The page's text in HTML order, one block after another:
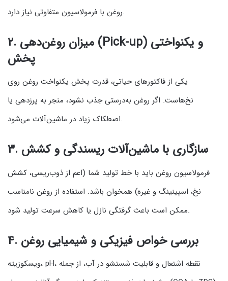
روغن با فرمولاسیون متفاوتی نیاز دارد.
۲. میزان روغن‌دهی (Pick-up) و یکنواختی
پخش
یکی از فاکتورهای حیاتی، قدرت پخش یکنواخت روغن روی
نخ‌هاست. اگر روغن به‌درستی جذب نشود، منجر به پرزدهی یا
اصطکاک زیاد در ماشین‌آلات می‌شود.
۳. سازگاری با ماشین‌آلات ریسندگی و کشش
فرمولاسیون روغن باید با خط تولید شما (اعم از ذوب‌ریسی، کشش
نخ، اسپینینگ و غیره) همخوان باشد. استفاده از روغن نامناسب
ممکن است باعث گرفتگی نازل یا کاهش سرعت تولید شود.
۴. بررسی خواص فیزیکی و شیمیایی روغن
ویسکوزیته، pH، نقطه اشتعال و قابلیت شستشو در آب، از جمله